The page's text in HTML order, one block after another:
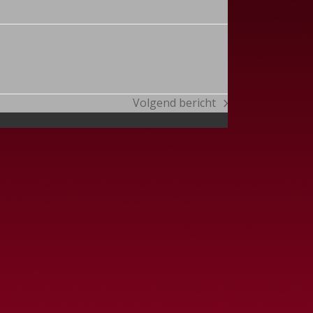
next
post:
Volgend bericht